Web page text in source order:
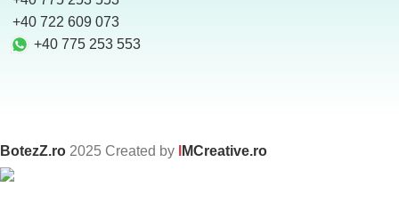
‪ +40 722 609 073
+40 775 253 553
BotezZ.ro 2025 Created by MCreative.ro